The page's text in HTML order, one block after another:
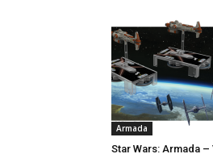
Armada
Star Wars: Armada